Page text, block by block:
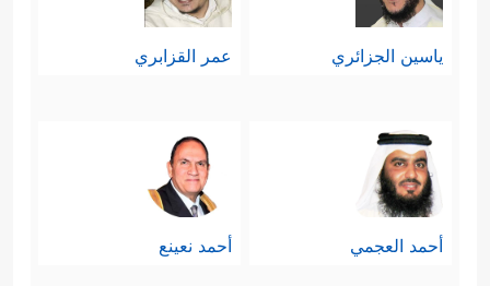
استعدادًا للمواجهة في حال حصولها أو
ٱلۡقِتَالِۚ﴾
ﷺخطابٌ لأمته
إلى قيام الساعة.
تاسعًا: حكم القتال إذا كان عدد
ياسين الجزائري عمر القزابري
أحمد العجمي أحمد نعينع